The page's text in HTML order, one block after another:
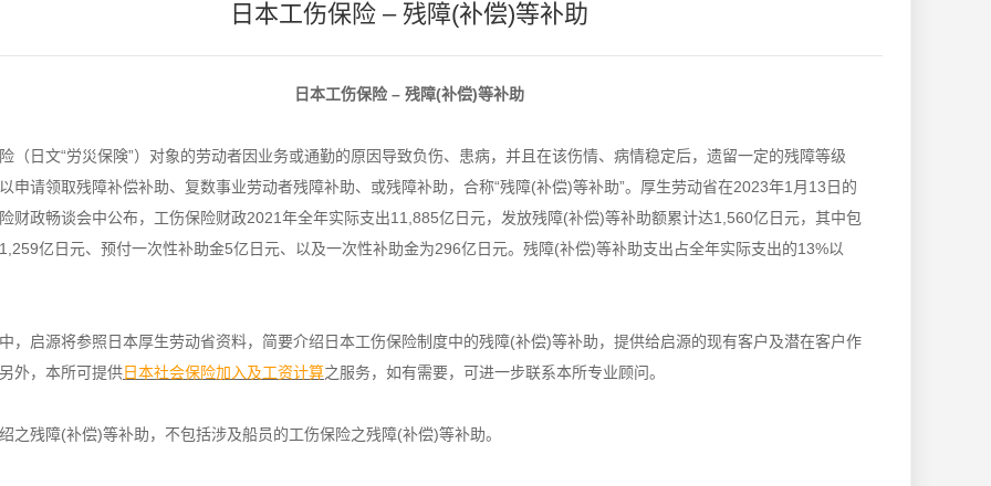
日本工伤保险 – 残障(补偿)等补助
日本工伤保险 – 残障(补偿)等补助
（日文“労災保険”）对象的劳动者因业务或通勤的原因导致负伤、患病，并且在该伤情、病情稳定后，遗留一定的残障等级
申请领取残障补偿补助、复数事业劳动者残障补助、或残障补助，合称“残障(补偿)等补助”。厚生劳动省在2023年1月13日的
财政畅谈会中公布，工伤保险财政2021年全年实际支出11,885亿日元，发放残障(补偿)等补助额累计达1,560亿日元，其中包
亿日元、预付一次性补助金5亿日元、以及一次性补助金为296亿日元。残障(补偿)等补助支出占全年实际支出的13%以
，启源将参照日本厚生劳动省资料，简要介绍日本工伤保险制度中的残障(补偿)等补助，提供给启源的现有客户及潜在客户作
外，本所可提供日本社会保险加入及工资计算之服务，如有需要，可进一步联系本所专业顾问。
之残障(补偿)等补助，不包括涉及船员的工伤保险之残障(补偿)等补助。